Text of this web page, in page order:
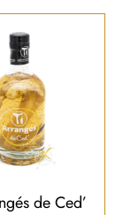
de Ced’